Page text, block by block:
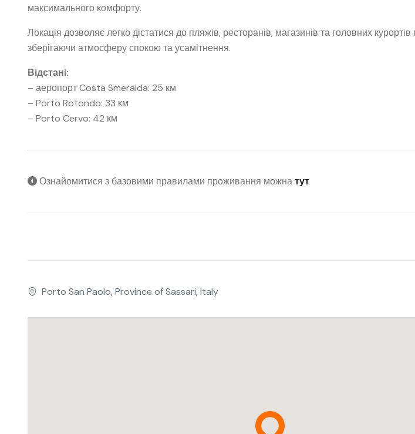
максимального комфорту.
Локація дозволяє легко дістатися до пляжів, ресторанів, магазинів та головних курортів
зберігаючи атмосферу спокою та усамітнення.
Відстані:
– аеропорт Costa Smeralda: 25 км
– Porto Rotondo: 33 км
– Porto Cervo: 42 км
Ознайомитися з базовими правилами проживання можнатут
Porto San Paolo, Province of Sassari, Italy